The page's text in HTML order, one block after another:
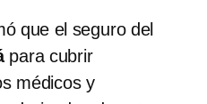
que el seguro del
para cubrir
médicos y